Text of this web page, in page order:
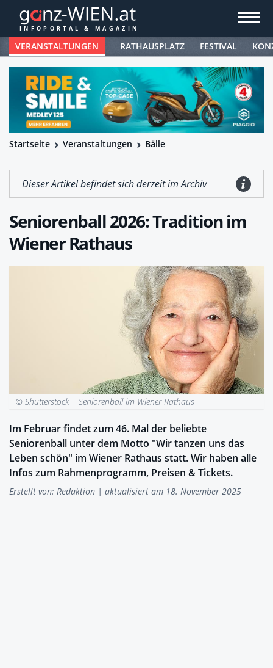
VERANSTALTUNGEN RATHAUSPLATZ FESTIVAL
Startseite Veranstaltungen Bälle
Dieser Artikel befindet sich derzeit im Archiv
Seniorenball 2026: Tradition im
Wiener Rathaus
© Shutterstock | Seniorenball im Wiener Rathaus
Im Februar findet zum 46. Mal der beliebte
Seniorenball unter dem Motto "Wir tanzen uns das
Leben schön" im Wiener Rathaus statt. Wir haben alle
Infos zum Rahmenprogramm, Preisen & Tickets.
Erstellt von: Redaktion | aktualisiert am 18. November 2025